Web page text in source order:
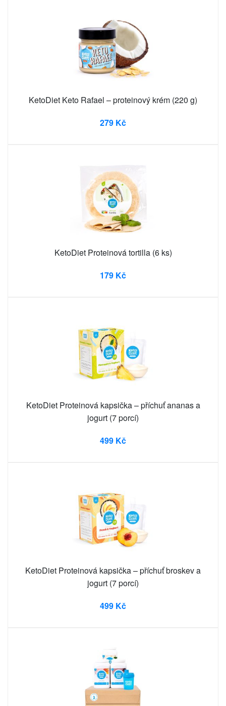
KetoDiet Keto Rafael – proteinový krém (220 g)
279 Kč
KetoDiet Proteinová tortilla (6 ks)
179 Kč
KetoDiet Proteinová kapsička – příchuť ananas a
jogurt (7 porcí)
499 Kč
KetoDiet Proteinová kapsička – příchuť broskev a
jogurt (7 porcí)
499 Kč